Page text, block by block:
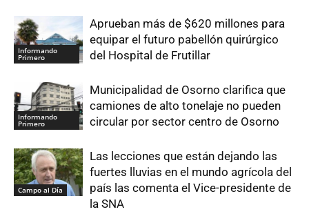
Informando
Primero
Aprueban más de $620 millones para
equipar el futuro pabellón quirúrgico
del Hospital de Frutillar
Informando
Primero
Municipalidad de Osorno clarifica que
camiones de alto tonelaje no pueden
circular por sector centro de Osorno
Campo al Día
Las lecciones que están dejando las
fuertes lluvias en el mundo agrícola del
país las comenta el Vice-presidente de
la SNA